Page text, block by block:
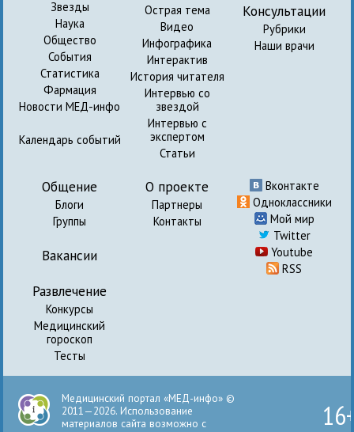
Звезды
Наука
Общество
События
Статистика
Фармация
Новости МЕД-инфо
Календарь событий
Острая тема
Видео
Инфографика
Интерактив
История читателя
Интервью со
звездой
Интервью с
экспертом
Статьи
Консультации
Рубрики
Наши врачи
Общение
Блоги
Группы
Вакансии
Развлечение
Конкурсы
Медицинский
гороскоп
Тесты
О проекте
Партнеры
Контакты
Вконтакте
Одноклассники
Мой мир
Twitter
Youtube
RSS
Медицинский портал «МЕД-инфо» ©
2011—2026. Использование
материалов сайта возможно с